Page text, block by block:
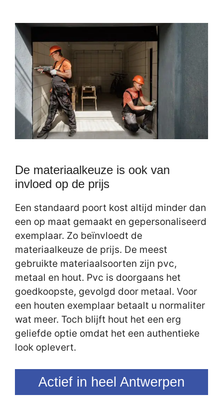
De materiaalkeuze is ook van
invloed op de prijs
Een standaard poort kost altijd minder dan
een op maat gemaakt en gepersonaliseerd
exemplaar. Zo beïnvloedt de
materiaalkeuze de prijs. De meest
gebruikte materiaalsoorten zijn pvc,
metaal en hout. Pvc is doorgaans het
goedkoopste, gevolgd door metaal. Voor
een houten exemplaar betaalt u normaliter
wat meer. Toch blijft hout het een erg
geliefde optie omdat het een authentieke
look oplevert.
Actief in heel Antwerpen